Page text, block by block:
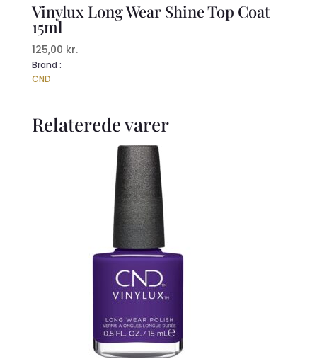
Vinylux Long Wear Shine Top Coat
15ml
125,00 kr.
Brand :
CND
Relaterede varer